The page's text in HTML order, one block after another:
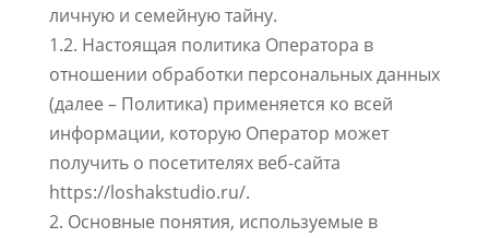
личную и семейную тайну.
1.2. Настоящая политика Оператора в
отношении обработки персональных данных
(далее – Политика) применяется ко всей
информации, которую Оператор может
получить о посетителях веб-сайта
https://loshakstudio.ru/.
2. Основные понятия, используемые в